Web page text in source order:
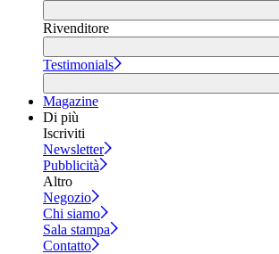
Rivenditore
Testimonials
Magazine
Di più
Iscriviti
Newsletter
Pubblicità
Altro
Negozio
Chi siamo
Sala stampa
Contatto